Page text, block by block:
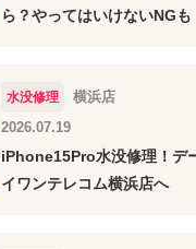
ら？やってはいけないNGも
水没修理
横浜店
2026.07.19
iPhone15Pro水没修理！デ
イワンテレコム横浜店へ